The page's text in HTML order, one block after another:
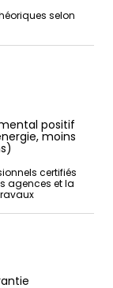
selon
positif
moins
certifiés
agences et la